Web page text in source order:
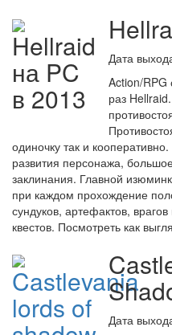
Дата
Action/RPG
раз
одиночку так и
развития персонажа,
заклинания. Главной
при каждом прохождение
сундуков, артефактов,
квестов. Посмотреть как
Дата